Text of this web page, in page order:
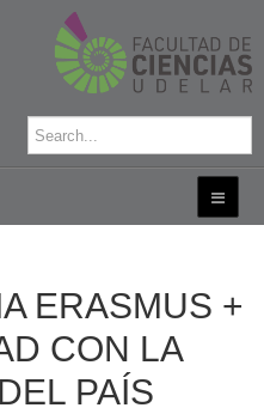
ERASMUS +
CON LA
PAÍS